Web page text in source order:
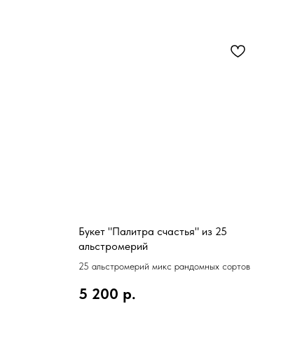
Букет "Палитра счастья" из 25
альстромерий
25 альстромерий микс рандомных сортов
5 200 р.